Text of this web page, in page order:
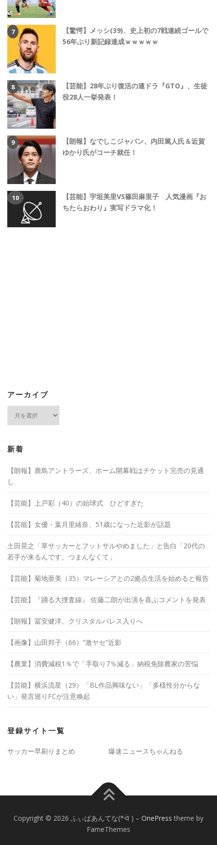
【驚愕】メッシ(39)、史上初の7戦連続ゴールで
56年ぶり新記録達成ｗｗｗｗｗ
【芸能】28年ぶり復活の連ドラ『GTO』、生徒
役28人一挙発表！
【朗報】なでしこジャパン、内田篤人氏＆近賀
ゆかり氏がコーチ就任！
【芸能】宇垣美里VS篠田麻里子 人気漫画『お
ちたらおわり』実写ドラマ化！
アーカイブ
ブ
新着
【朗報】鹿島アントラーズ、ホーム開幕戦はチケット完売の見通
し
【芸能】上戸彩（40）の始球式 ひどすぎた
【芸能】女優・葉月里緒奈、51歳になった近影が話題
土田晃之「草サッカーとフットサルやめました」と告白「20代の
若手が来るんです。つまんなくて」
【芸能】菊地亜美（35）マレーシアとの2拠点生活を始めると報告
【芸能】『踊る大捜査線』 佐藤二朗が出演を喜ぶコメントを発表
【朗報】冨安健洋、クリスタルパレス入りへ
【画像】山田邦子（66）“激ヤセ”近影
【農業】消費減税1％で「手取り7％減る」納税免除農家の苦悩
【芸能】横浜流星（29）「BL作品興味ない」「多様性分からな
い」発言巡りFCが注意喚起
登録サイト一覧
サッカー早刷りまとめ 爆速ニュースちゃんねる
Copyright © 2026 ふぃばあんてな(*ᐛ ) – OnePress theme by
FameThemes